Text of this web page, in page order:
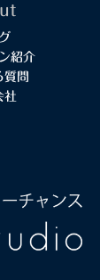
紹介
質問
社